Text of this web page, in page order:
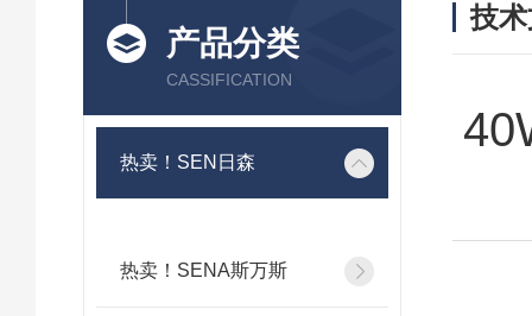
产品分类
CASSIFICATION
热卖！SEN日森
热卖！SENA斯万斯
技